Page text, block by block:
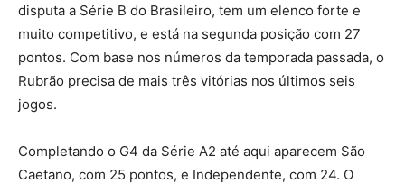
disputa a Série B do Brasileiro, tem um elenco forte e
muito competitivo, e está na segunda posição com 27
pontos. Com base nos números da temporada passada, o
Rubrão precisa de mais três vitórias nos últimos seis
jogos.
Completando o G4 da Série A2 até aqui aparecem São
Caetano, com 25 pontos, e Independente, com 24. O